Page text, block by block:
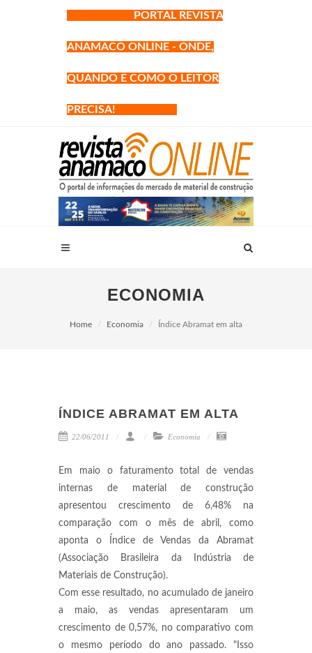
PORTAL REVISTA
ANAMACO ONLINE - ONDE,
QUANDO E COMO O LEITOR
PRECISA!
ECONOMIA
Home Economia Índice Abramat em alta
ÍNDICE ABRAMAT EM ALTA
22/06/2011 Economia
Em maio o faturamento total de vendas
internas de material de construção
apresentou crescimento de 6,48% na
comparação com o mês de abril, como
aponta o Índice de Vendas da Abramat
(Associação Brasileira da Indústria de
Materiais de Construção).
Com esse resultado, no acumulado de janeiro
a maio, as vendas apresentaram um
crescimento de 0,57%, no comparativo com
o mesmo período do ano passado. "Isso